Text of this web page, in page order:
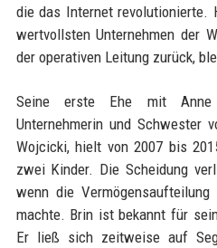
die das Internet revolutionierte.
wertvollsten Unternehmen der
der operativen Leitung zurück,
Seine erste Ehe mit Anne
Unternehmerin und Schwester
Wojcicki, hielt von 2007 bis
zwei Kinder. Die Scheidung
wenn die
machte. Brin ist bekannt für
Er ließ sich zeitweise auf